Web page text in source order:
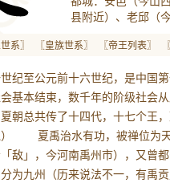
县附近）、老邱（
系〗 〖皇族世系〗 〖帝王列表〗
至公元前十六世纪，是中国
基本结束，数千年的阶级社会
朝总共传了十四代，十七个王
） 夏禹治水有功，被禅位为天
敌」，今河南禹州市），又曾
为九州（历来说法不一，有禹